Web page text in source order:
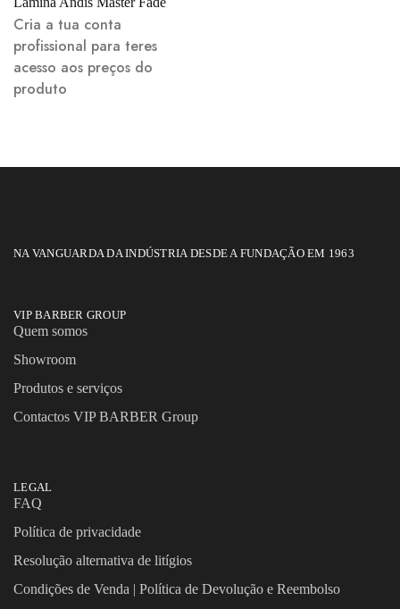
Cria a tua conta
profissional para teres
acesso aos preços do
produto
NA VANGUARDA DA INDÚSTRIA DESDE A FUNDAÇÃO EM 1963
VIP BARBER GROUP
Quem somos
Showroom
Produtos e serviços
Contactos VIP BARBER Group
LEGAL
FAQ
Política de privacidade
Resolução alternativa de litígios
Condições de Venda | Política de Devolução e Reembolso